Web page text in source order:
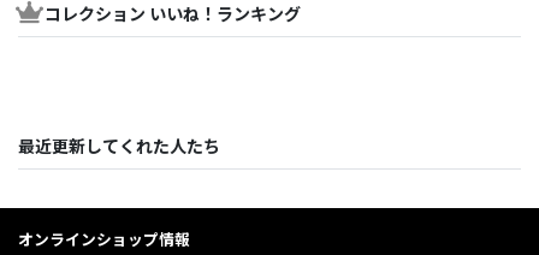
コレクション いいね！ランキング
最近更新してくれた人たち
オンラインショップ情報